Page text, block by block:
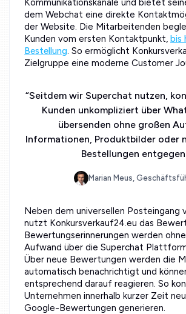
Kommunikationskanäle und bietet
dem Webchat eine direkte
der Website. Die Mitarbeitenden
Kunden vom ersten Kontaktpunkt, bis
Bestellung. So ermöglicht
Zielgruppe eine moderne Customer
“Seitdem wir Superchat nutzen,
Kunden unkompliziert über
übersenden ohne großen
Informationen, Produktbilder oder
Bestellungen entgegen.
Marian Meus,
Neben dem universellen Posteingang
nutzt Konkursverkauf24.eu das
Bewertungserinnerungen werden
Aufwand über die Superchat
Über neue Bewertungen werden die
automatisch benachrichtigt und
entsprechend darauf reagieren. So
Unternehmen innerhalb kurzer Zeit
Google-Bewertungen generieren.